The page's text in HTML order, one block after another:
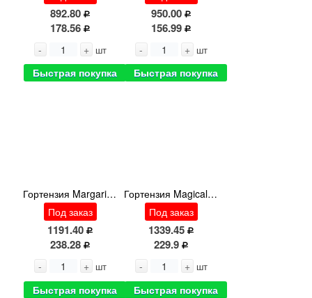
892.80
178.56
- + шт
Быстрая покупка
950.00
156.99
- + шт
Быстрая покупка
Гортензия Margarita Cl
Под заказ
1191.40
238.28
- + шт
Быстрая покупка
Гортензия Magical Opal
Под заказ
1339.45
229.9
- + шт
Быстрая покупка